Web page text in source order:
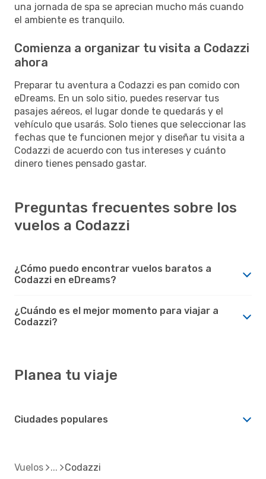
una jornada de spa se aprecian mucho más cuando
el ambiente es tranquilo.
Comienza a organizar tu visita a Codazzi
ahora
Preparar tu aventura a Codazzi es pan comido con
eDreams. En un solo sitio, puedes reservar tus
pasajes aéreos, el lugar donde te quedarás y el
vehículo que usarás. Solo tienes que seleccionar las
fechas que te funcionen mejor y diseñar tu visita a
Codazzi de acuerdo con tus intereses y cuánto
dinero tienes pensado gastar.
Preguntas frecuentes sobre los
vuelos a Codazzi
¿Cómo puedo encontrar vuelos baratos a
Codazzi en eDreams?
¿Cuándo es el mejor momento para viajar a
Codazzi?
Planea tu viaje
Ciudades populares
Vuelos Codazzi